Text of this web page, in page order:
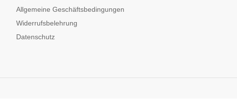
Allgemeine Geschäftsbedingungen
Widerrufsbelehrung
Datenschutz